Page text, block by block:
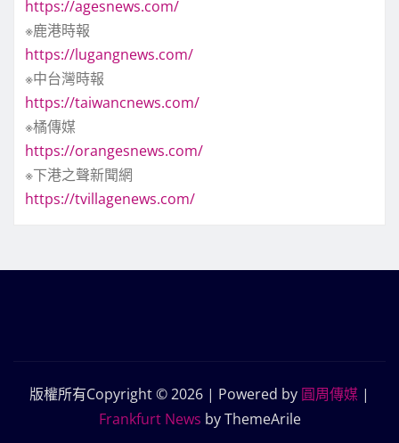
https://agesnews.com/
※鹿港時報
https://lugangnews.com/
※中台灣時報
https://taiwancnews.com/
※橘傳媒
https://orangesnews.com/
※下港之聲新聞網
https://tvillagenews.com/
版權所有Copyright © 2026 | Powered by 圓周傳媒 |
Frankfurt News by ThemeArile